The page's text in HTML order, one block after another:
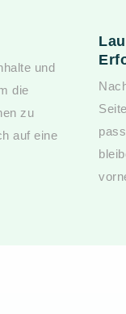
und
die
zu
auf eine